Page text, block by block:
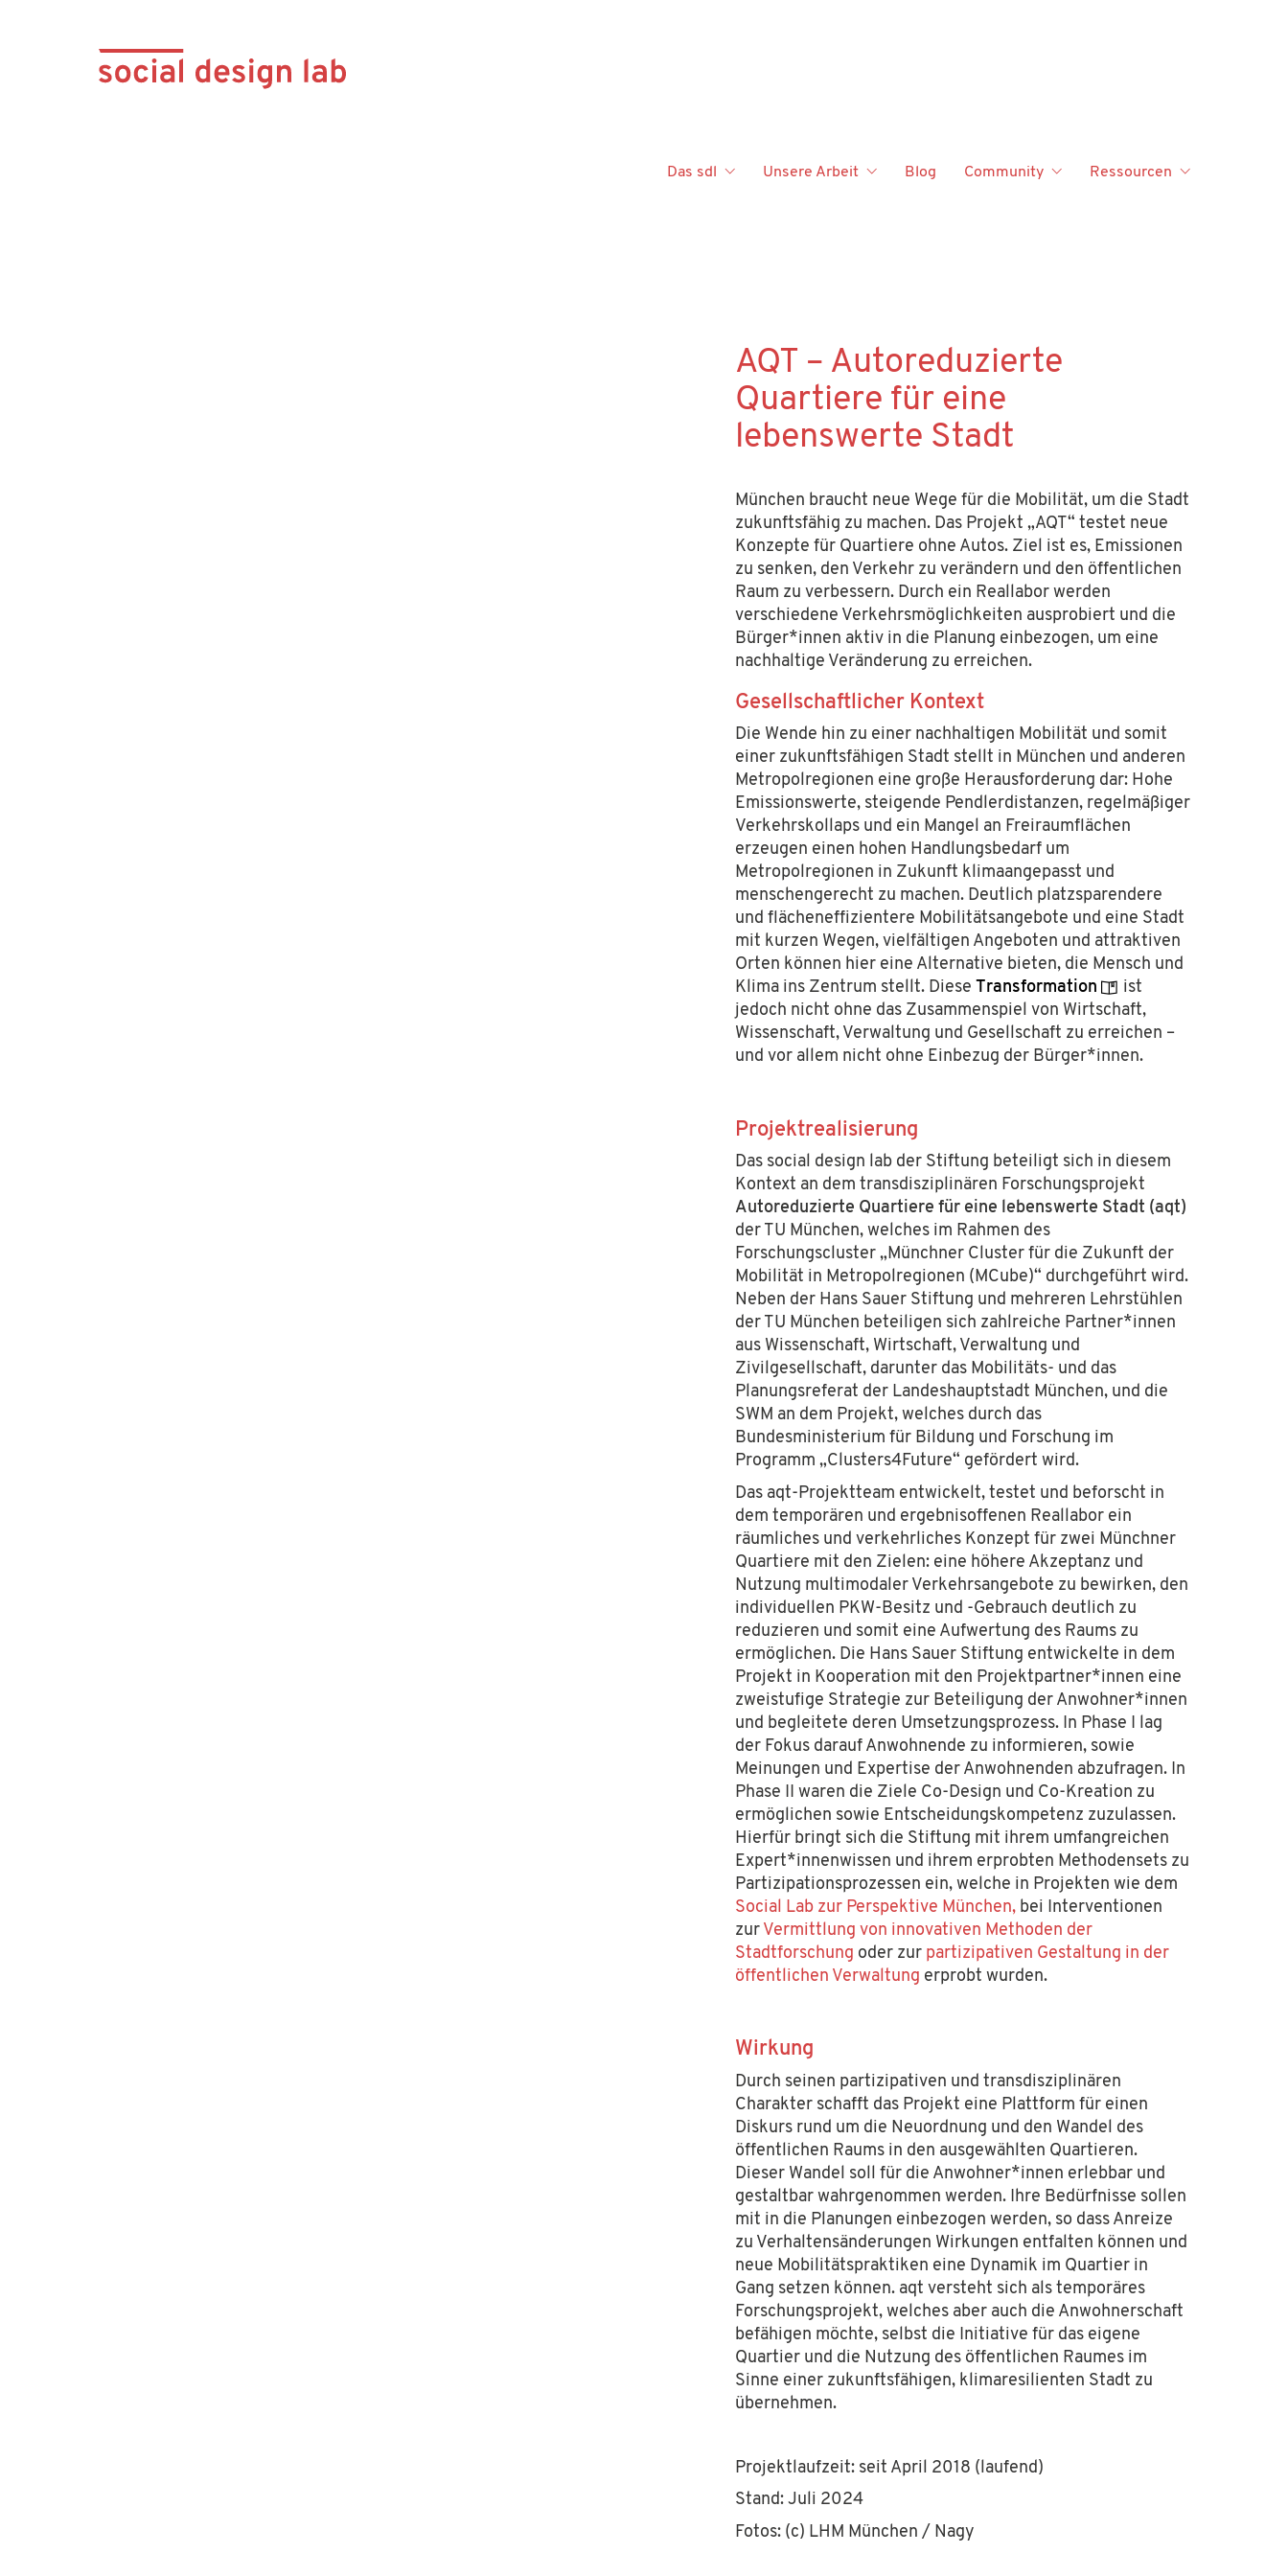
Das sdl Unsere Arbeit Blog Community Ressourcen
AQT – Autoreduzierte
Quartiere für eine
lebenswerte Stadt
München braucht neue Wege für die Mobilität, um die Stadt
zukunftsfähig zu machen. Das Projekt „AQT“ testet neue
Konzepte für Quartiere ohne Autos. Ziel ist es, Emissionen
zu senken, den Verkehr zu verändern und den öffentlichen
Raum zu verbessern. Durch ein Reallabor werden
verschiedene Verkehrsmöglichkeiten ausprobiert und die
Bürger*innen aktiv in die Planung einbezogen, um eine
nachhaltige Veränderung zu erreichen.
Gesellschaftlicher Kontext
Die Wende hin zu einer nachhaltigen Mobilität und somit
einer zukunftsfähigen Stadt stellt in München und anderen
Metropolregionen eine große Herausforderung dar: Hohe
Emissionswerte, steigende Pendlerdistanzen, regelmäßiger
Verkehrskollaps und ein Mangel an Freiraumflächen
erzeugen einen hohen Handlungsbedarf um
Metropolregionen in Zukunft klimaangepasst und
menschengerecht zu machen. Deutlich platzsparendere
und flächeneffizientere Mobilitätsangebote und eine Stadt
mit kurzen Wegen, vielfältigen Angeboten und attraktiven
Orten können hier eine Alternative bieten, die Mensch und
Klima ins Zentrum stellt. Diese Transformation
ist
jedoch nicht ohne das Zusammenspiel von Wirtschaft,
Wissenschaft, Verwaltung und Gesellschaft zu erreichen –
und vor allem nicht ohne Einbezug der Bürger*innen.
Projektrealisierung
Das social design lab der Stiftung beteiligt sich in diesem
Kontext an dem transdisziplinären Forschungsprojekt
Autoreduzierte Quartiere für eine lebenswerte Stadt (aqt)
der TU München, welches im Rahmen des
Forschungscluster „Münchner Cluster für die Zukunft der
Mobilität in Metropolregionen (MCube)“ durchgeführt wird.
Neben der Hans Sauer Stiftung und mehreren Lehrstühlen
der TU München beteiligen sich zahlreiche Partner*innen
aus Wissenschaft, Wirtschaft, Verwaltung und
Zivilgesellschaft, darunter das Mobilitäts- und das
Planungsreferat der Landeshauptstadt München, und die
SWM an dem Projekt, welches durch das
Bundesministerium für Bildung und Forschung im
Programm „Clusters4Future“ gefördert wird.
Das aqt-Projektteam entwickelt, testet und beforscht in
dem temporären und ergebnisoffenen Reallabor ein
räumliches und verkehrliches Konzept für zwei Münchner
Quartiere mit den Zielen: eine höhere Akzeptanz und
Nutzung multimodaler Verkehrsangebote zu bewirken, den
individuellen PKW-Besitz und -Gebrauch deutlich zu
reduzieren und somit eine Aufwertung des Raums zu
ermöglichen. Die Hans Sauer Stiftung entwickelte in dem
Projekt in Kooperation mit den Projektpartner*innen eine
zweistufige Strategie zur Beteiligung der Anwohner*innen
und begleitete deren Umsetzungsprozess. In Phase I lag
der Fokus darauf Anwohnende zu informieren, sowie
Meinungen und Expertise der Anwohnenden abzufragen. In
Phase II waren die Ziele Co-Design und Co-Kreation zu
ermöglichen sowie Entscheidungskompetenz zuzulassen.
Hierfür bringt sich die Stiftung mit ihrem umfangreichen
Expert*innenwissen und ihrem erprobten Methodensets zu
Partizipationsprozessen ein, welche in Projekten wie dem
Social Lab zur Perspektive München, bei Interventionen
zur Vermittlung von innovativen Methoden der
Stadtforschung oder zur partizipativen Gestaltung in der
öffentlichen Verwaltung erprobt wurden.
Wirkung
Durch seinen partizipativen und transdisziplinären
Charakter schafft das Projekt eine Plattform für einen
Diskurs rund um die Neuordnung und den Wandel des
öffentlichen Raums in den ausgewählten Quartieren.
Dieser Wandel soll für die Anwohner*innen erlebbar und
gestaltbar wahrgenommen werden. Ihre Bedürfnisse sollen
mit in die Planungen einbezogen werden, so dass Anreize
zu Verhaltensänderungen Wirkungen entfalten können und
neue Mobilitätspraktiken eine Dynamik im Quartier in
Gang setzen können. aqt versteht sich als temporäres
Forschungsprojekt, welches aber auch die Anwohnerschaft
befähigen möchte, selbst die Initiative für das eigene
Quartier und die Nutzung des öffentlichen Raumes im
Sinne einer zu kunftsfähigen, klimaresilienten Stadt zu
übernehmen.
Projektlaufzeit: seit April 2018 (laufend)
Stand: Juli 2024
Fotos: (c) LHM München / Nagy
. Die Hans Sauer Stiftung ist eine in München ansässige gemeinnützige Stiftung, ihr Zweck ist die
Förderung von Wissenschaft und Forschung. Auch socialdesign.de ist ein gemeinnütziges Angebot und verfolgt keinerlei kommerzielle Interessen.